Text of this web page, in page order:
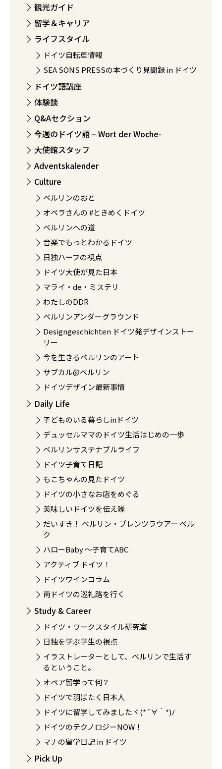
観光ガイド
留学＆キャリア
ライフスタイル
ドイツ自転車情報
SEA SONS PRESSの本づくり見聞録 in ドイツ
ドイツ語講座
体験談
Q&Aセクション
今週のドイツ語 – Wort der Woche-
大使館スタッフ
Adventskalender
Culture
ベルリンのおと
オペラさんの #ときめくドイツ
ベルリンへの道
音楽でもっとわかるドイツ
日独ハーフの視点
ドイツ大使が見た日本
マライ・de・ミステリ
わたしのDDR
ベルリンアンダーグラウンド
Designgeschichten ドイツ発デザインストー
リー
今を生きるベルリンのアート
サブカル@ベルリン
ドイツデザイン最新事情
Daily Life
子どものいる暮らしinドイツ
デュッセルママのドイツ生活はじめの一歩
ベルリンサステナブルライフ
ドイツ子育て日記
もこちゃんの見たドイツ
ドイツの小さなお店をめぐる
美味しいドイツを伝え隊
だいすき！ ベルリン・プレンツラウアー ベル
ク
ハローBaby 〜子育てABC
アクティブ ドイツ！
ドイツワインコラム
南ドイツの巡礼路を行く
Study & Career
ドイツ・ワークスタイル研究室
日独を学ぶ学生の視点
イラストレーターとして、ベルリンで生活す
るということ。
オペア留学って何？
ドイツで羽ばたく日本人
ドイツに留学してみましたヾ(*´∀｀*)ﾉ
ドイツのテクノロジーNOW！
マナの留学日記 in ドイツ
Pick Up